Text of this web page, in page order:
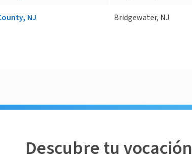
NJ Bridgewater, NJ
Descubre tu vocación